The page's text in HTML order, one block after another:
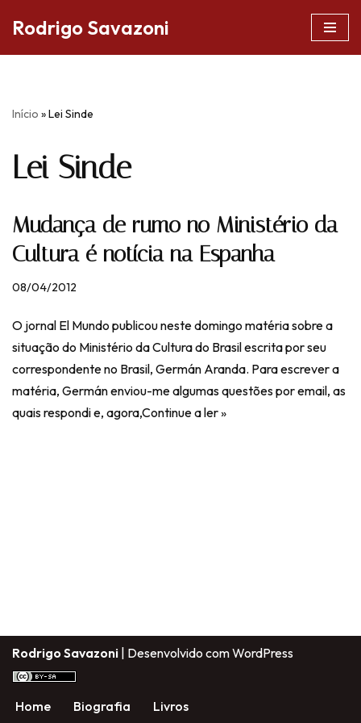
conteúdo
Rodrigo Savazoni
Início »Lei Sinde
Lei Sinde
Mudança de rumo no Ministério da
Cultura é notícia na Espanha
08/04/2012
O jornal El Mundo publicou neste domingo matéria sobre a
situação do Ministério da Cultura do Brasil escrita por seu
correspondente no Brasil, Germán Aranda. Para escrever a
matéria, Germán enviou-me algumas questões por email, as
quais respondi e, agora,Continue a ler »
Rodrigo Savazoni | Desenvolvido comWordPress
Home Biografia Livros